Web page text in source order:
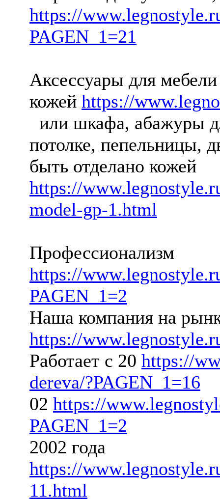
https://
PAGEN_1=21
Аксессуары для
кожей https://
или шкафа, абажуры
потолке, пепельницы,
быть отделано кожей
https://
model-gp-1.html
Профессионализм
https://
PAGEN_1=2
Наша компания на
https://
Работает с 20 https://
dereva/?PAGEN_1=16
02 https://
PAGEN_1=2
2002 года
https://
11.html